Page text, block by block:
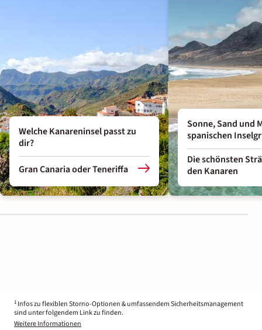
Welche Kanareninsel passt zu
dir?
Gran Canaria oder Teneriffa
Sonne, Sand und
spanischen
Die schönsten
den Kanaren
1 Infos zu flexiblen Storno-Optionen & umfassendem Sicherheitsmanagement
sind unter folgendem Link zu finden.
Weitere Informationen